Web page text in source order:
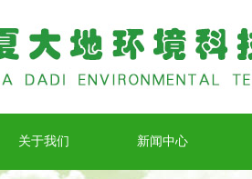
关于我们 新闻中心